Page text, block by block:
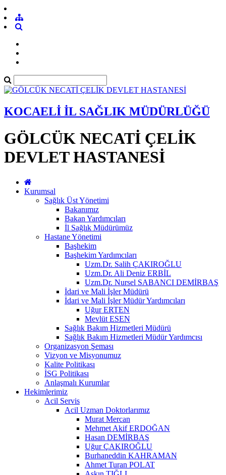
KOCAELİ İL SAĞLIK MÜDÜRLÜĞÜ
GÖLCÜK NECATİ ÇELİK
DEVLET HASTANESİ
Kurumsal
Sağlık Üst Yönetimi
Bakanımız
Bakan Yardımcıları
İl Sağlık Müdürümüz
Hastane Yönetimi
Başhekim
Başhekim Yardımcıları
Uzm.Dr. Salih ÇAKIROĞLU
Uzm.Dr. Ali Deniz ERBİL
Uzm.Dr. Nursel SABANCI DEMİRBAŞ
İdari ve Mali İşler Müdürü
İdari ve Mali İşler Müdür Yardımcıları
Uğur ERTEN
Mevlüt ESEN
Sağlık Bakım Hizmetleri Müdürü
Sağlık Bakım Hizmetleri Müdür Yardımcısı
Organizasyon Şeması
Vizyon ve Misyonumuz
Kalite Politikası
İSG Politikası
Anlaşmalı Kurumlar
Hekimlerimiz
Acil Servis
Acil Uzman Doktorlarımız
Murat Mercan
Mehmet Akif ERDOĞAN
Hasan DEMİRBAŞ
Uğur ÇAKIROĞLU
Burhaneddin KAHRAMAN
Ahmet Turan POLAT